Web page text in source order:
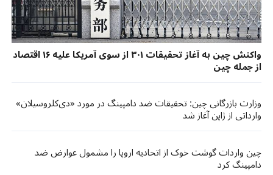
واکنش چین به آغاز تحقیقات ۳۰۱ از سوی آمریکا علیه ۱۶ اقتصاد
از جمله چین
وزارت بازرگانی چین: تحقیقات ضد دامپینگ در مورد «دی‌کلروسیلان»
وارداتی از ژاپن آغاز شد
چین واردات گوشت خوک از اتحادیه اروپا را مشمول عوارض ضد
دامپینگ کرد